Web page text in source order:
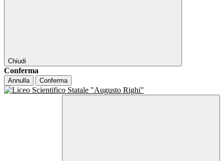
Chiudi
Conferma
Annulla Conferma